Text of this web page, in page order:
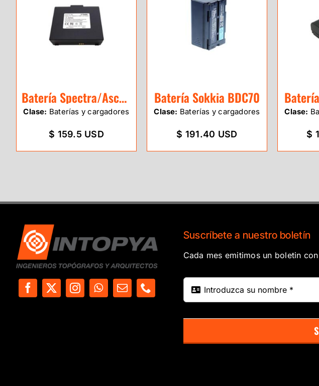
Batería Spectra/Aschtech ProMark 100/20
Clase: Baterías y cargadores
$ 159.5 USD
Batería Sokkia BDC70
Clase: Baterías y cargadores
$ 191.40 USD
Clase:
$
Suscríbete a nuestro boletín
Cada mes emitimos un boletin